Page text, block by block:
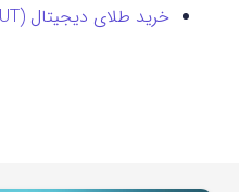
خرید طلای دیجیتال (XAUT)